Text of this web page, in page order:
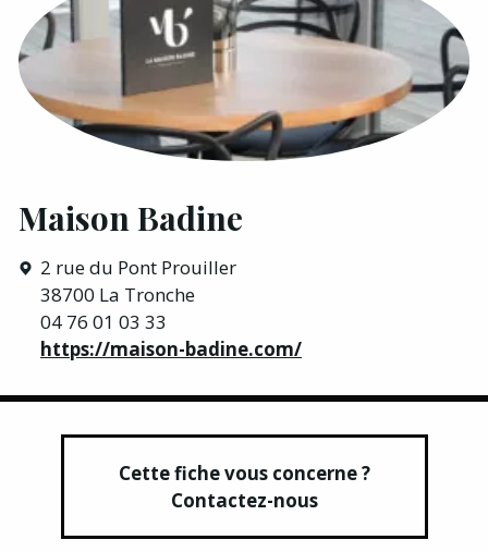
Maison Badine
2 rue du Pont Prouiller
38700 La Tronche
04 76 01 03 33
https://maison-badine.com/
Cette fiche vous concerne ?
Contactez-nous